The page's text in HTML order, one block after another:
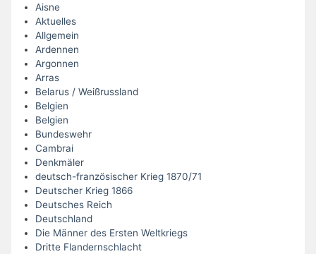
Aisne
Aktuelles
Allgemein
Ardennen
Argonnen
Arras
Belarus / Weißrussland
Belgien
Belgien
Bundeswehr
Cambrai
Denkmäler
deutsch-französischer Krieg 1870/71
Deutscher Krieg 1866
Deutsches Reich
Deutschland
Die Männer des Ersten Weltkriegs
Dritte Flandernschlacht